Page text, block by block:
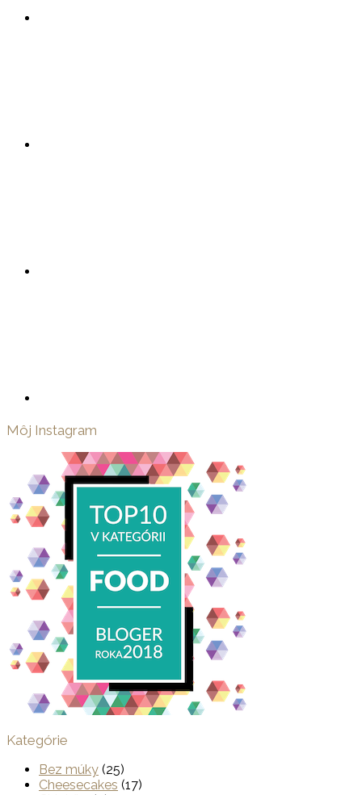
Môj Instagram
Kategórie
Bez múky (25)
Cheesecakes (17)